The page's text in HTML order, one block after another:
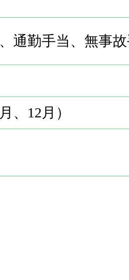
通勤手当、無事
、12月）